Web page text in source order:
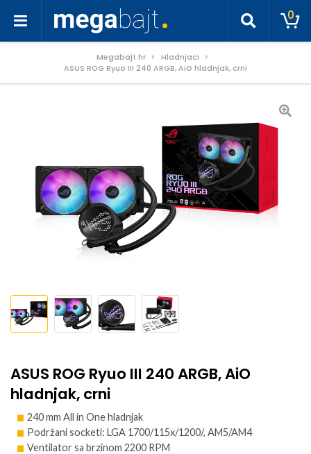
0
Megabajt.hr
Hladnjaci
ASUS ROG Ryuo III 240 ARGB, AiO hladnjak, crni
ASUS ROG Ryuo III 240 ARGB, AiO
hladnjak, crni
240 mm All in One hladnjak
Podržani socketi: LGA 1700/115x/1200/, AM5/AM4
Ventilator sa brzinom 2200 RPM